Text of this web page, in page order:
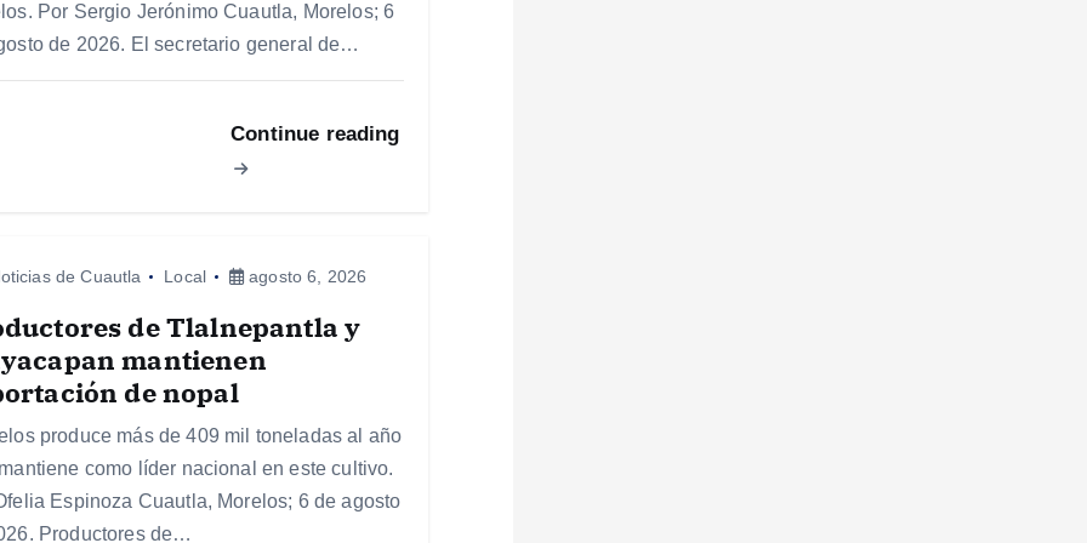
Por Sergio Jerónimo Cuautla, Morelos; 6
de 2026. El secretario general de…
Continue reading
de Cuautla Local agosto 6, 2026
de Tlalnepantla y
mantienen
de nopal
produce más de 409 mil toneladas al año
como líder nacional en este cultivo.
Espinoza Cuautla, Morelos; 6 de agosto
Productores de…